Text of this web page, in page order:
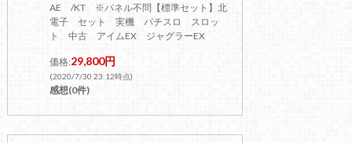
AE /KT ※パネル不問【標準セット】北
電子 セット 実機 パチスロ スロッ
ト 中古 アイムEX ジャグラーEX
価格:29,800円
(2020/7/30 23:12時点)
感想(0件)